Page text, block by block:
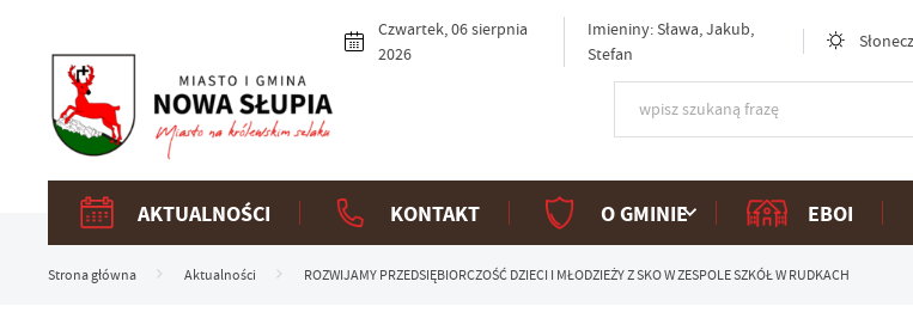
Czwartek, 06 sierpnia
2026
Imieniny: Sława, Jakub,
Stefan
AKTUALNOŚCI KONTAKT O GMINIE EBOI
Strona główna Aktualności ROZWIJAMY PRZEDSIĘBIORCZOŚĆ DZIECI I MŁODZIEŻY Z SKO W ZESPOLE SZKÓŁ W RUDKACH